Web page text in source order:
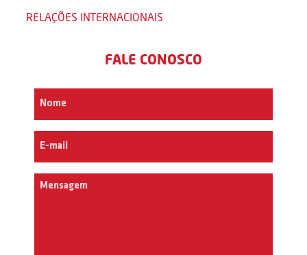
RELAÇÕES INTERNACIONAIS
FALE CONOSCO